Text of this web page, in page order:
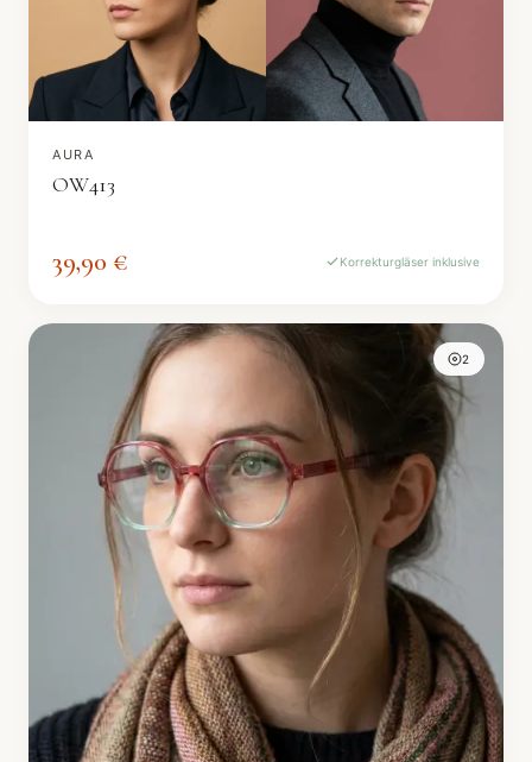
AURA
OW413
39,90 € Korrekturgläser inklusive
2